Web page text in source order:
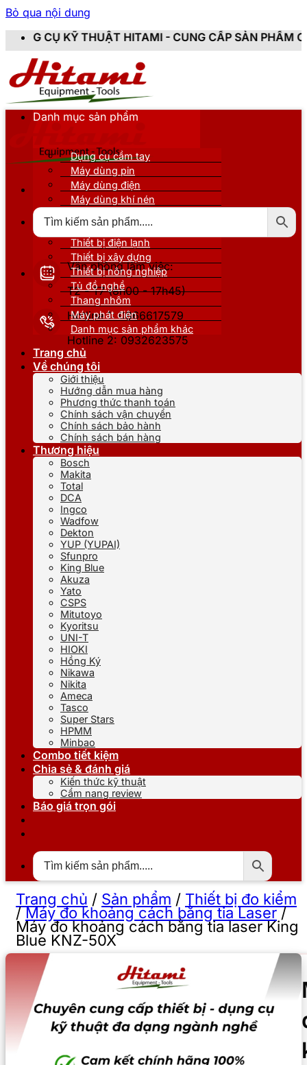
Bỏ qua nội dung
HITAMI - CUNG CẤP SẢN PHẨM CHÍNH HÃNG, MỚI
Văn phòng làm việc:
T2 - T7 (8h00 - 17h45)
Hotline 1: 0866617579
Hotline 2: 0932623575
Danh mục sản phẩm
Dụng cụ cầm tay
Máy dùng pin
Máy dùng điện
Máy dùng khí nén
Thiết bị nâng đỡ
Thiết bị điện lạnh
Thiết bị xây dựng
Thiết bị nông nghiệp
Tủ đồ nghề
Thang nhôm
Máy phát điện
Danh mục sản phẩm khác
Trang chủ
Về chúng tôi
Giới thiệu
Hướng dẫn mua hàng
Phương thức thanh toán
Chính sách vận chuyển
Chính sách bảo hành
Chính sách bán hàng
Thương hiệu
Bosch
Makita
Total
DCA
Ingco
Wadfow
Dekton
YUP (YUPAI)
Sfunpro
King Blue
Akuza
Yato
CSPS
Mitutoyo
Kyoritsu
UNI-T
HIOKI
Hồng Ký
Nikawa
Nikita
Ameca
Tasco
Super Stars
HPMM
Minbao
Combo tiết kiệm
Chia sẻ & đánh giá
Kiến thức kỹ thuật
Cẩm nang review
Báo giá trọn gói
Trang chủ / Sản phẩm / Thiết bị đo kiểm
/Máy đo khoảng cách bằng tia Laser/
Máy đo khoảng cách bằng tia laser King
Blue KNZ-50X